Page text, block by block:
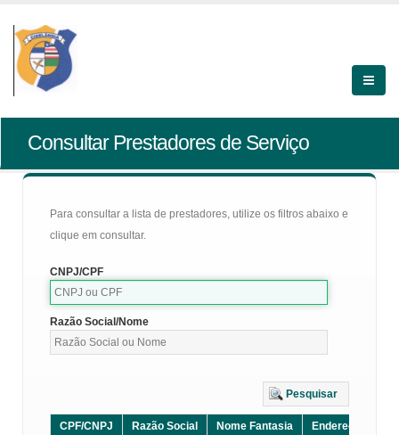
Consultar Prestadores de Serviço
Para consultar a lista de prestadores, utilize os filtros abaixo e
clique em consultar.
CNPJ/CPF
Razão Social/Nome
Pesquisar
CPF/CNPJ Razão Social Nome Fantasia Endereço